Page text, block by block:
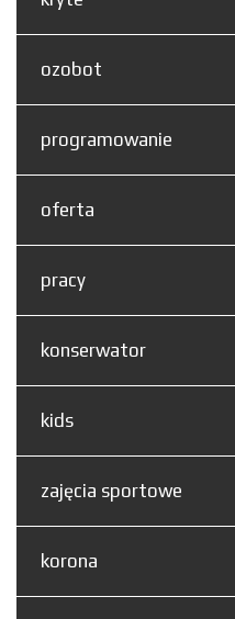
ozobot
programowanie
oferta
pracy
konserwator
kids
zajęcia sportowe
korona